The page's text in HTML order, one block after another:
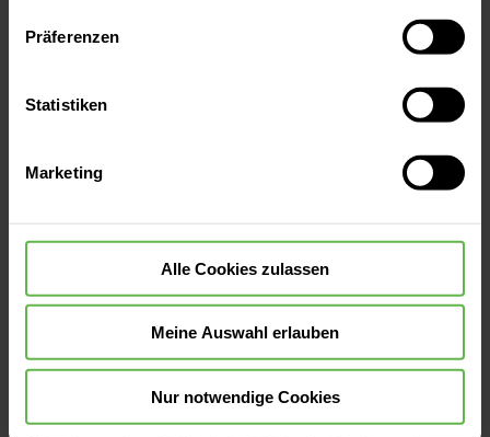
Es steht Ihnen frei, unsere Seite mit nur den notwendigen
Cookies zu benutzen, eine individuelle Auswahl
oder durch Auswahl von „Alle Cookies akzeptieren“ in die
widerrufen.
Präferenzen
Statistiken
Marketing
Alle Cookies zulassen
Meine Auswahl erlauben
Nur notwendige Cookies
Ihnen hier.
Verdauung & Stoffwechsel
Kennen Sie diese Diabetes-Mythen?
Wer viel Zucker isst, bekommt Diabetes.